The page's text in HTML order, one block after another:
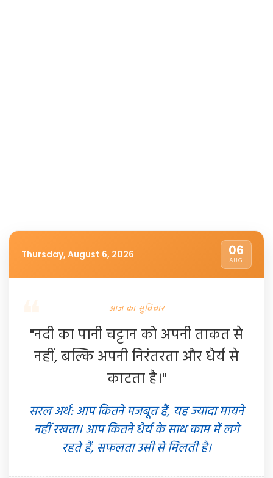
Thursday, August 6, 2026 06
AUG
आज का सुविचार
"नदी का पानी चट्टान को अपनी ताकत से
नहीं, बल्कि अपनी निरंतरता और धैर्य से
काटता है।"
सरल अर्थ: आप कितने मजबूत हैं, यह ज्यादा मायने
नहीं रखता। आप कितने धैर्य के साथ काम में लगे
रहते हैं, सफलता उसी से मिलती है।